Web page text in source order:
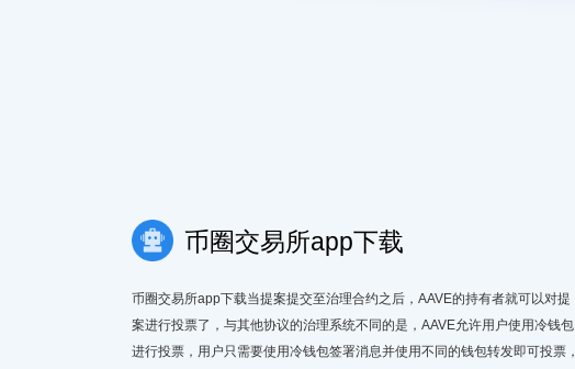
币圈交易所app下载
币圈交易所app下载当提案提交至治理合约之后，AAVE的持有者就可以对提
案进行投票了，与其他协议的治理系统不同的是，AAVE允许用户使用冷钱包
进行投票，用户只需要使用冷钱包签署消息并使用不同的钱包转发即可投票，